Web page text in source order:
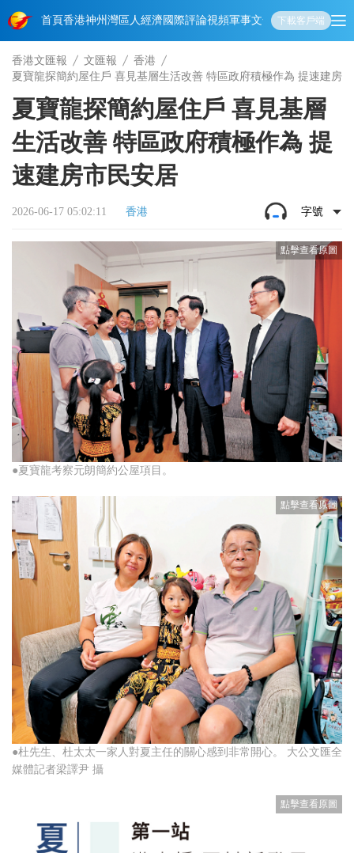
首頁香港神州 灣區人經濟國際評論視頻軍事文化 娛樂生活教育體
下載客戶端
香港文匯報 文匯報
香港
夏寶龍探簡約屋住戶 喜見基層生活改善 特區政府積極作為 提速建房
夏寶龍探簡約屋住戶 喜見基層
生活改善 特區政府積極作為 提
速建房市民安居
2026-06-17 05:02:11 香港 字號
●夏寶龍考察元朗簡約公屋項目。
●杜先生、杜太太一家人對夏主任的關心感到非常開心。 大公文匯全
媒體記者梁譯尹 攝